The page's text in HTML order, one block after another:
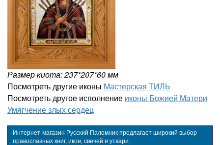
Размер киота: 237*207*60 мм
Посмотреть другие иконы Мастерская ТИЛЬ
Посмотреть другое исполнение иконы Божией Матери
Умягчение злых сердец
Интернет-магазин Русский Паломник предлагает широкий выбор
православных книг, икон, свечей и утвари.